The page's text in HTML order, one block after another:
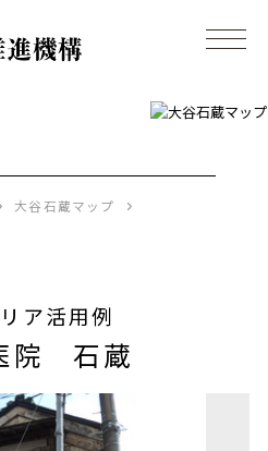
大谷石蔵マップ
ア活用例
院 石蔵